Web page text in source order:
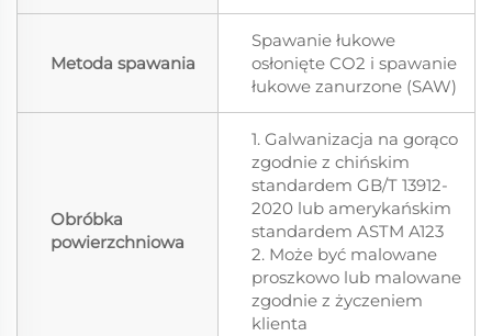
Metoda spawania
Spawanie łukowe
osłonięte CO2 i spawanie
łukowe zanurzone (SAW)
Obróbka
powierzchniowa
1. Galwanizacja na gorąco
zgodnie z chińskim
standardem GB/T 13912-
2020 lub amerykańskim
standardem ASTM A123
2. Może być malowane
proszkowo lub malowane
zgodnie z życzeniem
klienta